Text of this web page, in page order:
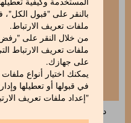
المستخدمة وكيفية
بالنقر على "قبول
ملفات تعريف الارتباط.
من خلال النقر على
ملفات تعريف الارتباط
على جهازك.
يمكنك اختيار أنواع
في قبولها أو تعطيلها
"إعداد ملفات تعريف
دراجيه بالتوت الأزرق 125 غ